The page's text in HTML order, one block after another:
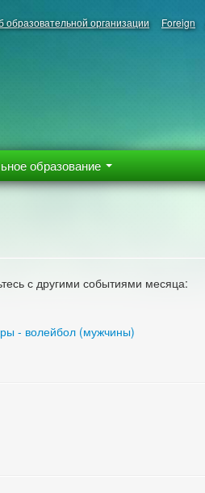
образовательной организации Foreign
образование
с другими событиями месяца:
- волейбол (мужчины)